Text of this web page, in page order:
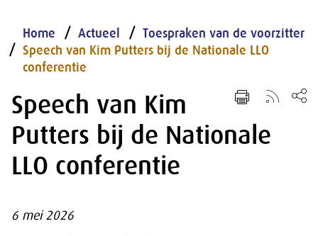
Home Actueel
Toespraken van de voorzitter
Speech van Kim Putters bij de Nationale LLO
conferentie
Speech van Kim
Putters bij de Nationale
LLO conferentie
6 mei 2026